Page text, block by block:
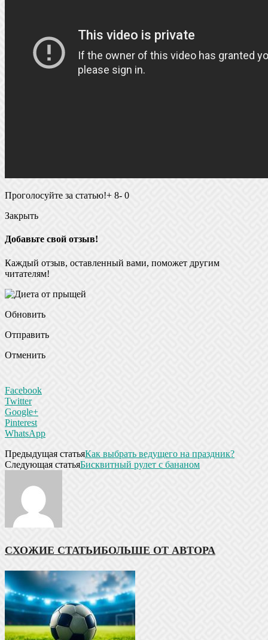
Проголосуйте за статью!+ 8- 0
Закрыть
Добавьте свой отзыв!
Каждый отзыв, оставленный вами, поможет другим
читателям!
Обновить
Отправить
Отменить
Facebook
Twitter
Google+
Pinterest
WhatsApp
Предыдущая статьяКак выбрать ведущего на праздник?
Следующая статьяБисквитный рулет с бананом
СХОЖИЕ СТАТЬИБОЛЬШЕ ОТ АВТОРА